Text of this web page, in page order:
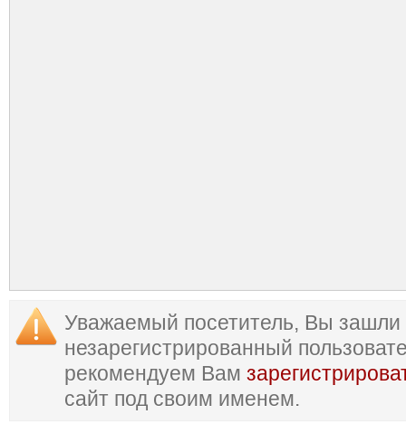
Уважаемый посетитель, Вы зашли
незарегистрированный
рекомендуем Вам
сайт под своим именем.